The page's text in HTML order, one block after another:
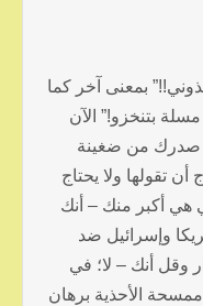
بمعنى آخر كما
بتنخزو!” الآن
صدرك من ضغينة
تقولها ولا يحتاج
هي أكبر منك – أنك
وإسرائيل ضد
وقل أنك مع عصابة 14 آذار وقل أنك – لا؛ في
ممسحة الأحذية برهان